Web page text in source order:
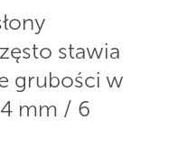
stawia
grubości w
mm / 6